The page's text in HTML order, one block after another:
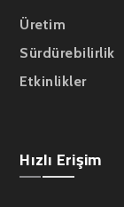
Üretim
Sürdürebilirlik
Etkinlikler
Hızlı Erişim